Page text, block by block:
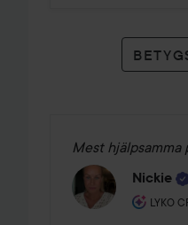
Mest hjälpsamma
Nickie
LYKO